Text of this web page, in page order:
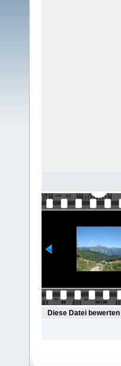
Diese Datei bewerten